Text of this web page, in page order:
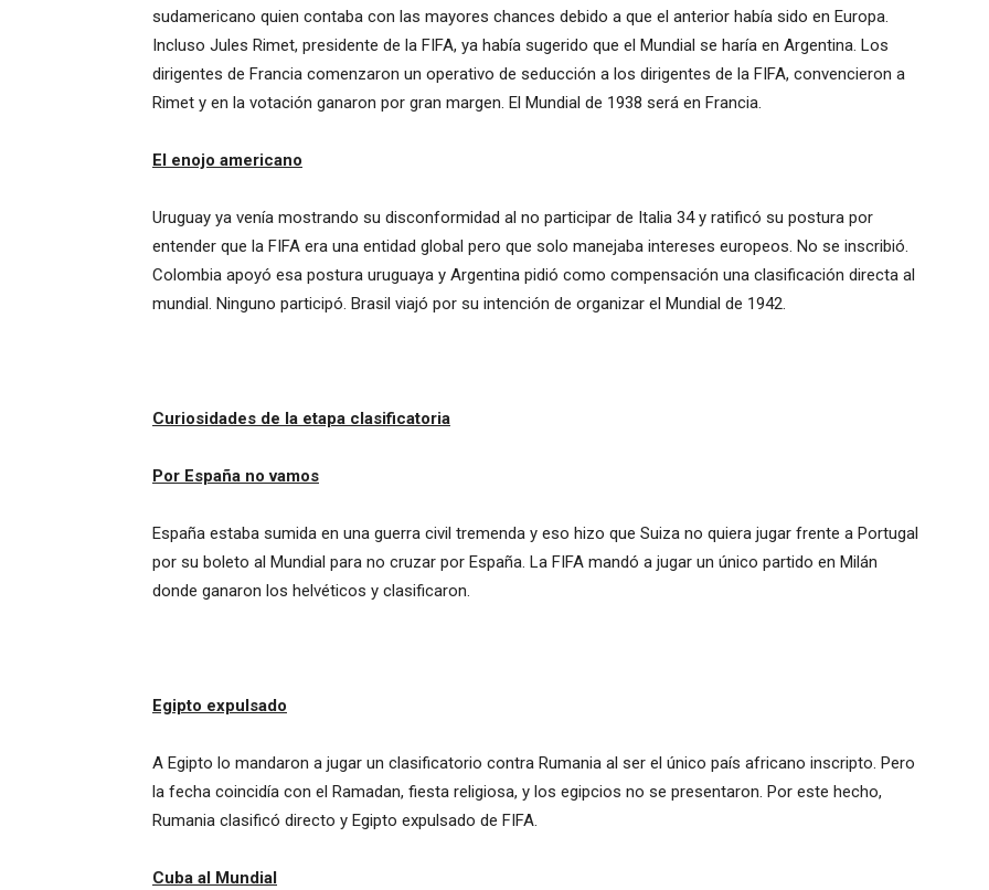
sudamericano quien contaba con las mayores chances debido a que el anterior había sido en Europa.
Incluso Jules Rimet, presidente de la FIFA, ya había sugerido que el Mundial se haría en Argentina. Los
dirigentes de Francia comenzaron un operativo de seducción a los dirigentes de la FIFA, convencieron a
Rimet y en la votación ganaron por gran margen. El Mundial de 1938 será en Francia.
El enojo americano
Uruguay ya venía mostrando su disconformidad al no participar de Italia 34 y ratificó su postura por
entender que la FIFA era una entidad global pero que solo manejaba intereses europeos. No se inscribió.
Colombia apoyó esa postura uruguaya y Argentina pidió como compensación una clasificación directa al
mundial. Ninguno participó. Brasil viajó por su intención de organizar el Mundial de 1942.
Curiosidades de la etapa clasificatoria
Por España no vamos
España estaba sumida en una guerra civil tremenda y eso hizo que Suiza no quiera jugar frente a Portugal
por su boleto al Mundial para no cruzar por España. La FIFA mandó a jugar un único partido en Milán
donde ganaron los helvéticos y clasificaron.
Egipto expulsado
A Egipto lo mandaron a jugar un clasificatorio contra Rumania al ser el único país africano inscripto. Pero
la fecha coincidía con el Ramadan, fiesta religiosa, y los egipcios no se presentaron. Por este hecho,
Rumania clasificó directo y Egipto expulsado de FIFA.
Cuba al Mundial